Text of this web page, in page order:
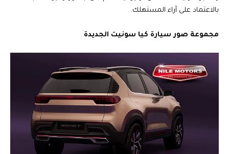
بالاعتماد على آراء المستهلك.
مجموعة صور سيارة كيا سونيت الجديدة